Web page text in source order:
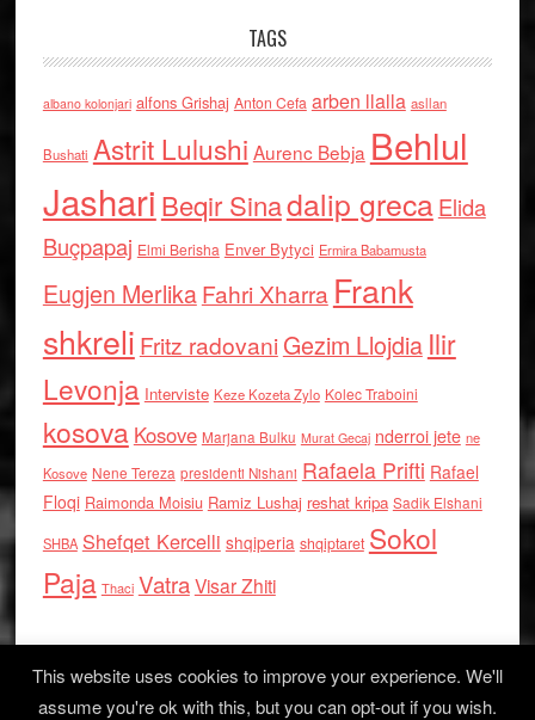
TAGS
albano kolonjari alfons Grishaj Anton Cefa arben llalla asllan
Bushati Astrit Lulushi Aurenc Bebja Behlul
Jashari Beqir Sinadalip grecaElida
Buçpapaj Elmi Berisha Enver Bytyci Ermira Babamusta
Eugjen MerlikaFahri Xharra Frank
shkreli Fritz radovaniGezim Llojdia Ilir
Levonja Interviste Keze Kozeta Zylo Kolec Traboini
kosova Kosove Marjana Bulku Murat Gecaj nderroi jete ne
Kosove Nene Tereza presidenti Nishani Rafaela Prifti Rafael
Floqi Raimonda Moisiu Ramiz Lushaj reshat kripa Sadik Elshani
SHBA Shefqet Kercelli shqiperia shqiptaret Sokol
Paja Thaci VatraVisar Zhiti
This website uses cookies to improve your experience. We'll
assume you're ok with this, but you can opt-out if you wish.